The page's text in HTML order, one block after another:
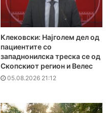
Клековски: Најголем дел од
пациентите сo
западнонилска треска се од
Скопскиот регион и Велес
05.08.2026 21:12